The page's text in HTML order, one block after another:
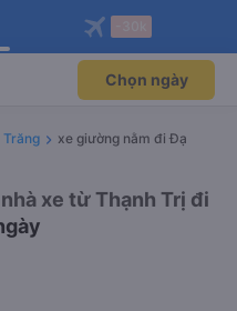
độc
Mở app
máy bay qua
Mở app
Chọn ngày
xe giường nằm đi Đạ
xe từ Thạnh Trị đi